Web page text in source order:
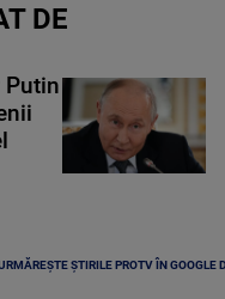
DE
Putin
ȘTIRILE PROTV ÎN GOOGLE